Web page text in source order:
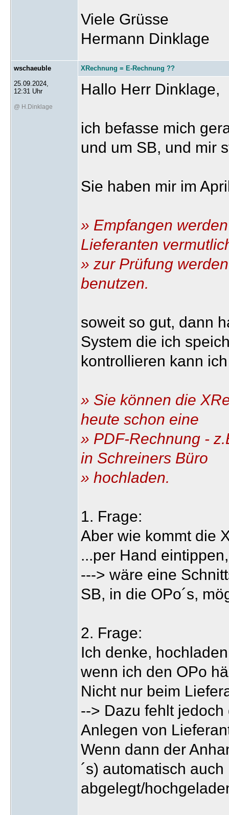
Viele Grüsse
Hermann Dinklage
wschaeuble
25.09.2024,
12:31 Uhr
@ H.Dinklage
XRechnung = E-Rechnung ??
Hallo Herr Dinklage,
ich befasse mich
und um SB, und mir
Sie haben mir im
» Empfangen
Lieferanten
» zur Prüfung
benutzen.
soweit so gut, dann
System die ich
kontrollieren kann
» Sie können die
heute schon eine
» PDF-Rechnung -
in Schreiners Büro
» hochladen.
1. Frage:
Aber wie kommt die
...per Hand
---> wäre eine
SB, in die OPo´s,
2. Frage:
Ich denke,
wenn ich den OPo
Nicht nur beim
--> Dazu fehlt
Anlegen von
Wenn dann der
´s) automatisch
abgelegt/